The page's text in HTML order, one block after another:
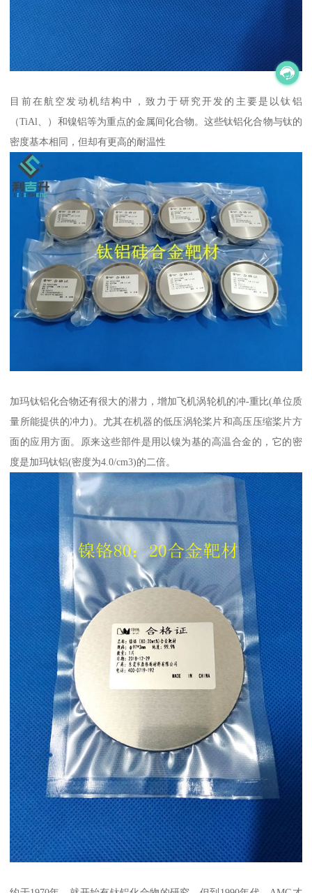
目前在航空发动机结构中，致力于研究开发的主要是以钛铝
（TiAl、）和镍铝等为重点的金属间化合物。这些钛铝化合物与钛的
密度基本相同，但却有更高的耐温性
加玛钛铝化合物还有很大的潜力，增加飞机涡轮机的冲-重比(单位质
量所能提供的冲力)。尤其在机器的低压涡轮桨片和高压压缩桨片方
面的应用方面。原来这些部件是用以镍为基的高温合金的，它的密
度是加玛钛铝(密度为4.0/cm3)的二倍。